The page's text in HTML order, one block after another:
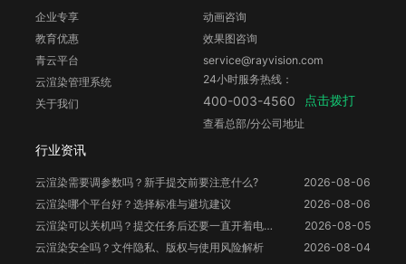
企业专享
教育优惠
青云平台
云渲染管理系统
关于我们
行业资讯
云渲染需要调参数吗？新手提交前要注意什么?
2026-08-06
云渲染哪个平台好？选择标准与避坑建议
2026-08-06
云渲染可以关机吗？提交任务后还要一直开着电脑吗？
2026-08-05
云渲染安全吗？文件隐私、版权与使用风险解析
2026-08-04
动画咨询
效果图咨询
service@rayvision.com
24小时服务热线：
400-003-4560 点击拨打
查看总部/分公司地址